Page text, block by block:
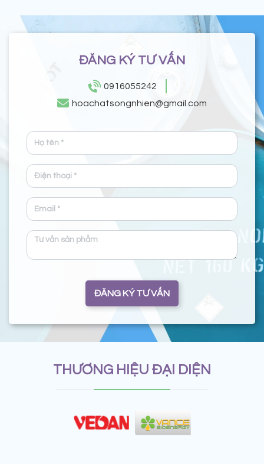
ĐĂNG KÝ TƯ VẤN
0916055242
hoachatsongnhien@gmail.com
ĐĂNG KÝ TƯ VẤN
THƯƠNG HIỆU ĐẠI DIỆN